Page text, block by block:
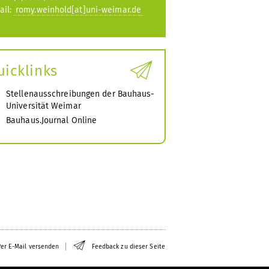
romy.weinhold[at]uni-weimar.de
Stellenausschreibungen der Bauhaus-
Universität Weimar
Bauhaus.Journal Online
E-Mail versenden Feedback zu dieser Seite